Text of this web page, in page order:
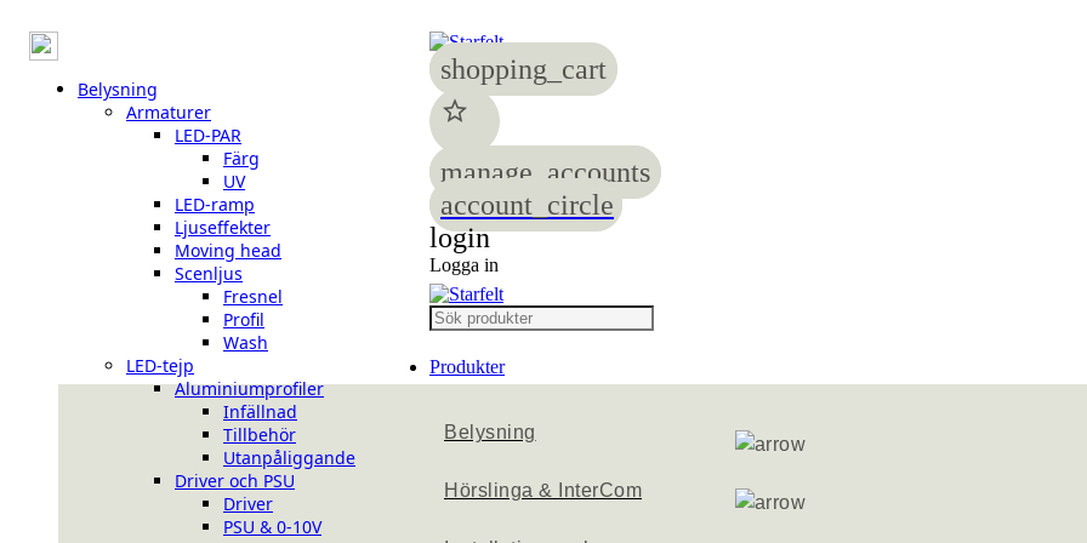
Belysning
Armaturer
LED-PAR
Färg
UV
LED-ramp
Ljuseffekter
Moving head
Scenljus
Fresnel
Profil
Wash
LED-tejp
Aluminiumprofiler
Infällnad
Tillbehör
Utanpåliggande
Driver och PSU
Driver
PSU & 0-10V
shopping_cart
star
manage_accounts
account_circle
login
Logga in
Produkter
Belysning
Hörslinga & InterCom